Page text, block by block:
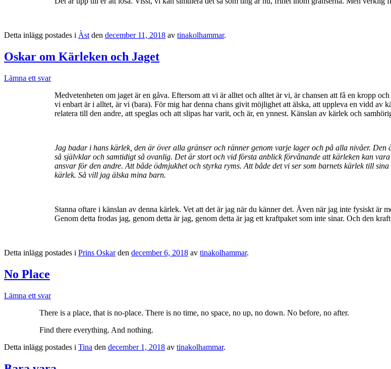
Detta inlägg postades i Àst den december 11, 2018 av tinakolhammar.
Oskar om Kärleken och Jaget
Lämna ett svar
Medvetenheten om jaget är en gåva. Eftersom att vi är alltet och alltet är vi, är chansen att få en kropp
vi enbart är i alltet, är vi (bara). För mig har denna chans givit möjlighet att älska, att uppleva en vidd av
relatera till den andre, att speglas och att slipas har varit, och är, en ynnest. Känslan av kärlek och
Jag badar i hans kärlek, den är över alla gränser och ränner genom varje lager och på alla nivåer.
så självklar och samtidigt så ovanlig. Det är stort och vid första anblick förvånande att kärleken kan
ansvar för den andre. Att både ödmjukhet och styrka ryms. Att både det vi ser som barnets kärlek till
kärlek. Så vill jag älska mina barn.
Stanna oftare i känslan av denna kärlek. Vet att det är jag när du känner det. Även när jag inte fysiskt
Genom detta frodas jag, genom detta är jag, genom detta är jag ett kraftpaket som inte sinar. Och den
Detta inlägg postades i Prins Oskarden december 6, 2018 av tinakolhammar.
No Place
Lämna ett svar
There is a place, that is no-place. There is no time, no space, no up, no down. No before, no after.
Find there everything. And nothing.
Detta inlägg postades i Tina den december 1, 2018 av tinakolhammar.